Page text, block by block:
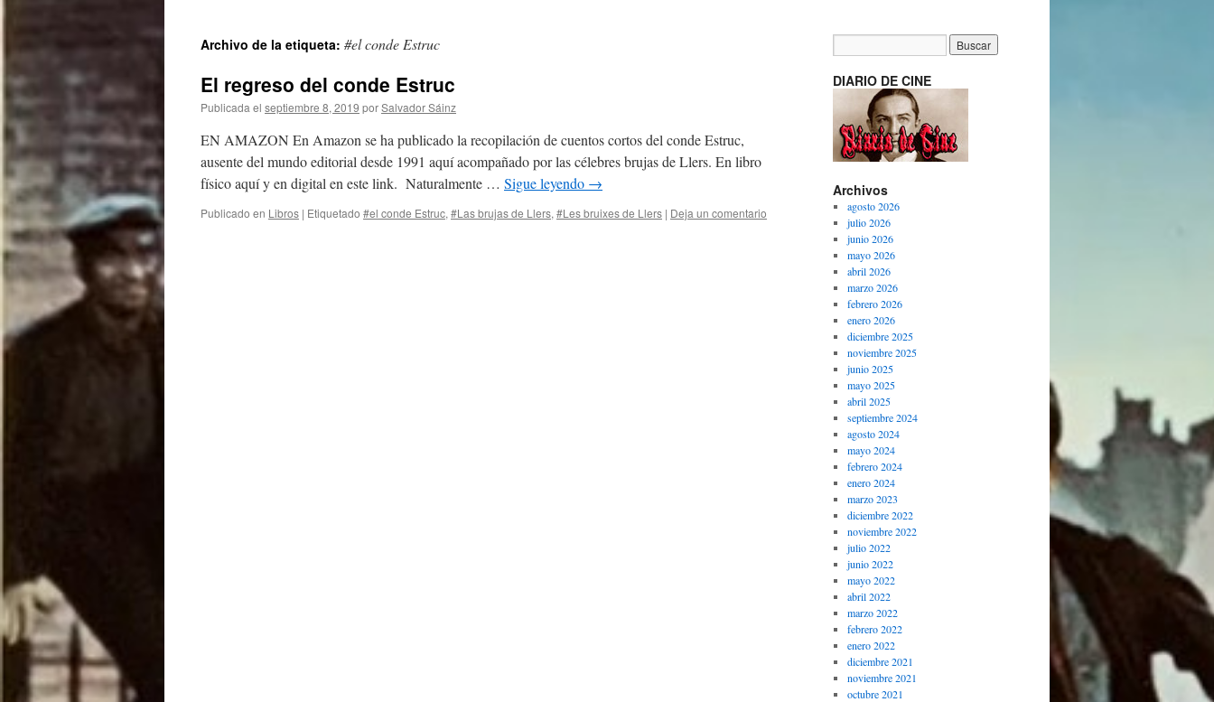
Archivo de la etiqueta: #el conde Estruc
El regreso del conde Estruc
Publicada el septiembre 8, 2019 porSalvador Sáinz
EN AMAZON En Amazon se ha publicado la recopilación de cuentos cortos del conde Estruc,
ausente del mundo editorial desde 1991 aquí acompañado por las célebres brujas de Llers. En libro
físico aquí y en digital en este link. Naturalmente … Sigue leyendo →
Publicado en Libros | Etiquetado #el conde Estruc, #Las brujas de Llers, #Les bruixes de Llers | Deja un comentario
DIARIO DE CINE
Archivos
agosto 2026
julio 2026
junio 2026
mayo 2026
abril 2026
marzo 2026
febrero 2026
enero 2026
diciembre 2025
noviembre 2025
junio 2025
mayo 2025
abril 2025
septiembre 2024
agosto 2024
mayo 2024
febrero 2024
enero 2024
marzo 2023
diciembre 2022
noviembre 2022
julio 2022
junio 2022
mayo 2022
abril 2022
marzo 2022
febrero 2022
enero 2022
diciembre 2021
noviembre 2021
octubre 2021